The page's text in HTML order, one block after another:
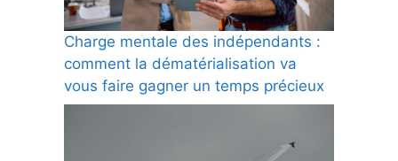
Charge mentale des indépendants :
comment la dématérialisation va
vous faire gagner un temps précieux